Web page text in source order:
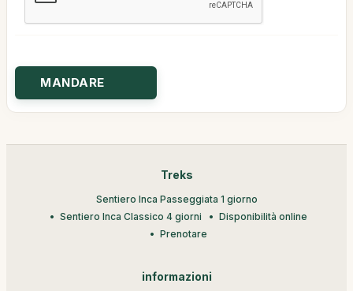
Treks
Sentiero Inca Passeggiata 1 giorno
Sentiero Inca Classico 4 giorni
Disponibilità online
Prenotare
informazioni